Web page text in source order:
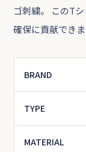
ゴ刺繍。 このT
確保に貢献できま
BRAND
TYPE
MATERIAL